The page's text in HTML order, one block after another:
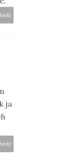
ja